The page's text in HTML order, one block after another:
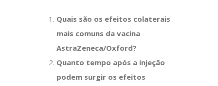
Quais são os efeitos colaterais
mais comuns da vacina
AstraZeneca/Oxford?
Quanto tempo após a injeção
podem surgir os efeitos